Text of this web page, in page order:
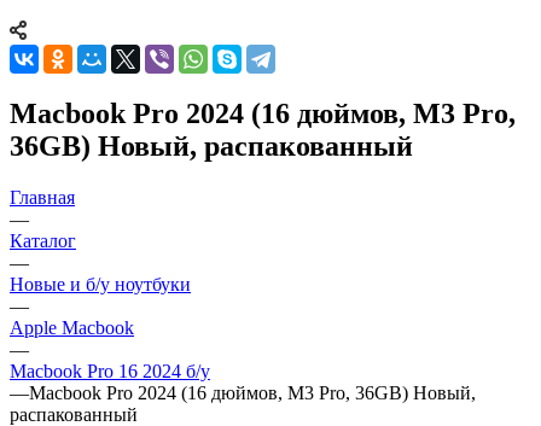
Macbook Pro 2024 (16 дюймов, M3 Pro,
36GB) Новый, распакованный
Главная
—
Каталог
—
Новые и б/у ноутбуки
—
Apple Macbook
—
Macbook Pro 16 2024 б/у
—Macbook Pro 2024 (16 дюймов, M3 Pro, 36GB) Новый,
распакованный